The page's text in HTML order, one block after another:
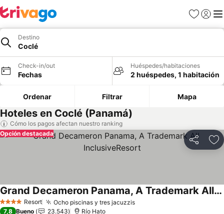
Favoritos
Iniciar
Destino
Coclé
Check-in/out
Fechas
Huéspedes/habitaciones
2 huéspedes, 1 habitación
Ordenar Filtrar Mapa
Hoteles en Coclé (Panamá)
Cómo los pagos afectan nuestro ranking
Compartir
Opción destacada
4 EstrellasResort Ocho piscinas y tres jacuzzisVer precios
Grand Decameron Panama, A Trademark All InclusiveResort
Ver precios
7,8 Bueno 23.543 Río Hato